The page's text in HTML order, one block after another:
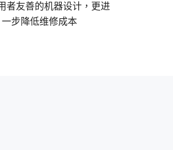
者友善的机器设计，更进
一步降低维修成本